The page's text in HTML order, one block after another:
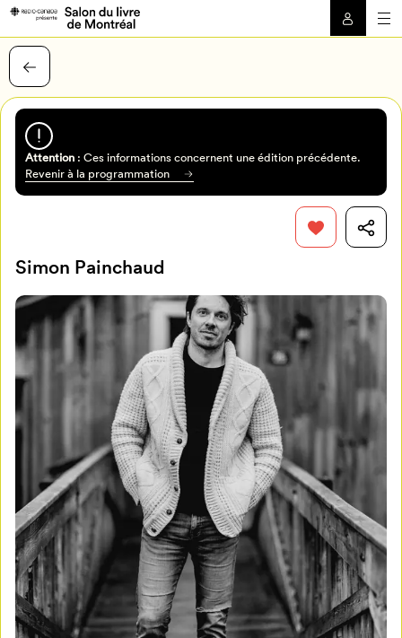
Mon Salon
Attention: Ces informations concernent une édition précédente.
Revenir à la programmation
Simon Painchaud